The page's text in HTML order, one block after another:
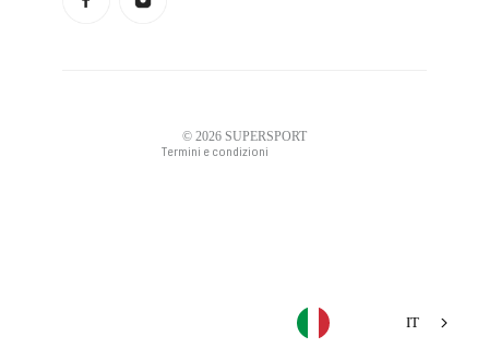
© 2026 SUPERSPORT
Termini e condizioni
IT